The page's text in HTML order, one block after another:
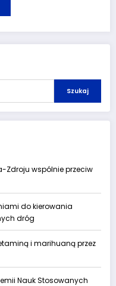
Szukaj
Zdroju wspólnie przeciw
do kierowania
dróg
i marihuaną przez
Nauk Stosowanych